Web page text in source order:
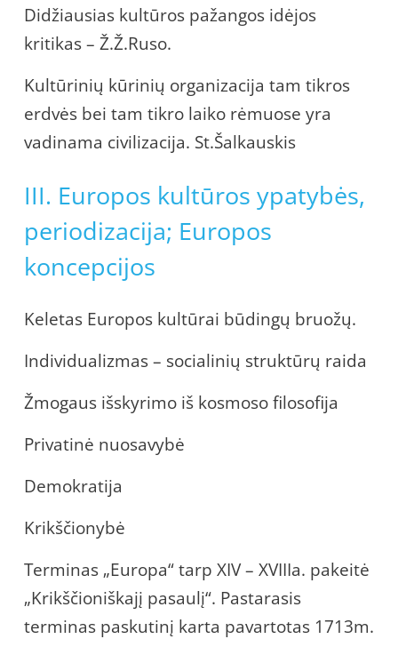
Didžiausias kultūros pažangos idėjos
kritikas – Ž.Ž.Ruso.
Kultūrinių kūrinių organizacija tam tikros
erdvės bei tam tikro laiko rėmuose yra
vadinama civilizacija. St.Šalkauskis
III. Europos kultūros ypatybės,
periodizacija; Europos
koncepcijos
Keletas Europos kultūrai būdingų bruožų.
Individualizmas – socialinių struktūrų raida
Žmogaus išskyrimo iš kosmoso filosofija
Privatinė nuosavybė
Demokratija
Krikščionybė
Terminas „Europa“ tarp XIV – XVIIIa. pakeitė
„Krikščioniškajį pasaulį“. Pastarasis
terminas paskutinį karta pavartotas 1713m.